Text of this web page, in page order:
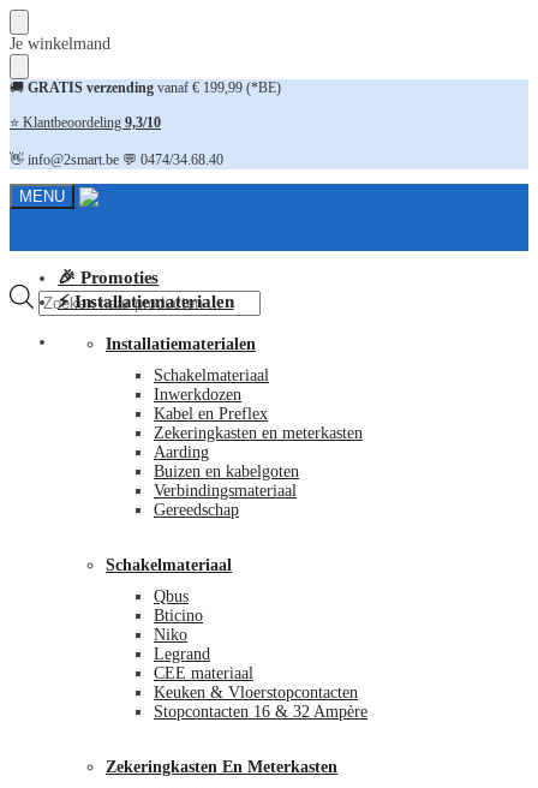
Skip
to
navigation
Skip
to
content
Je winkelmand
🚚 GRATIS verzending vanaf € 199,99 (*BE)
⭐ Klantbeoordeling 9,3/10
👋 info@2smart.be 💬 0474/34.68.40
MENU
Producten
zoeken
FAQ
🎉 Promoties
⚡ Installatiematerialen
Installatiematerialen
Schakelmateriaal
Inwerkdozen
Kabel en Preflex
Zekeringkasten en meterkasten
Aarding
Buizen en kabelgoten
Verbindingsmateriaal
Gereedschap
Schakelmateriaal
Qbus
Bticino
Niko
Legrand
CEE materiaal
Keuken & Vloerstopcontacten
Stopcontacten 16 & 32 Ampère
Zekeringkasten En Meterkasten